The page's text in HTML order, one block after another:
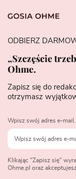
ODBIERZ
„Szczęście
Ohme.
Zapisz się do
otrzymasz
Wpisz swój adres e-mail...
Klikając "Zapisz się"
Ohme.pl oraz